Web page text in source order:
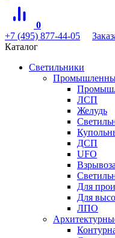
0
+7 (495) 877-44-05
Каталог
Светильники
ЛСП
Желудь
ДСП
UFO
Для
Для
ЛПО